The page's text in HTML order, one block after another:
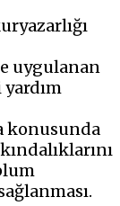
uygulanan
yardım
konusunda